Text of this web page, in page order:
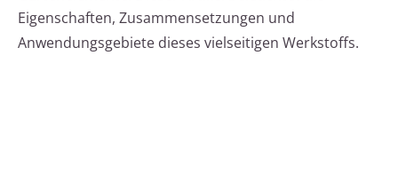
Eigenschaften, Zusammensetzungen und
Anwendungsgebiete dieses vielseitigen Werkstoffs.